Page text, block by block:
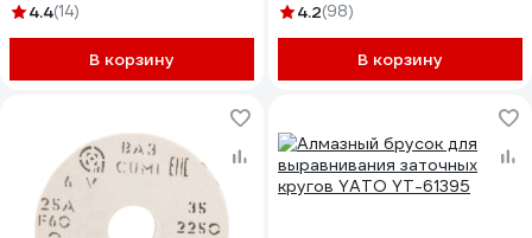
4.4(14)
В корзину
4.2(98)
В корзину